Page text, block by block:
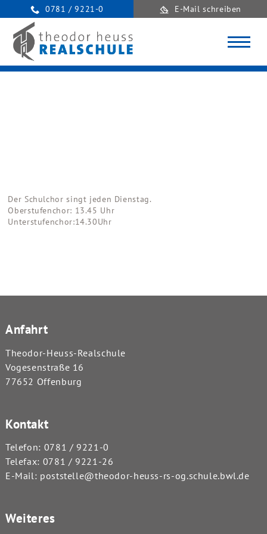
0781 / 9221-0 E-Mail schreiben
Der Schulchor singt jeden Dienstag.
Oberstufenchor: 13.45 Uhr
Unterstufenchor:14.30Uhr
Anfahrt
Theodor-Heuss-Realschule
Vogesenstraße 16
77652 Offenburg
Kontakt
Telefon: 0781 / 9221-0
Telefax: 0781 / 9221-26
E-Mail: poststelle@theodor-heuss-rs-og.schule.bwl.de
Weiteres